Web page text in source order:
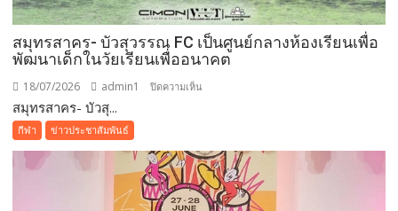
สมุทรสาคร- บัวสุวรรณ FC เป็นศูนย์กลางห้องเรียนเพื่อ
พัฒนาเด็กในวัยเรียนเพื่ออนาคต
18/07/2026 admin1 ปิดความเห็น
FC
เป็น
ศูนย์กลาง
สมุทรสาคร- บัวสุ...
กีฬา ข่าวประชาสัมพันธ์